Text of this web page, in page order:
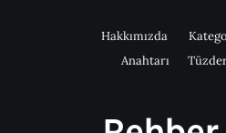
Hakkımızda
Anahtarı